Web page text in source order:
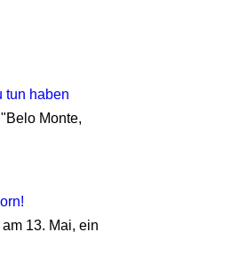
tun haben
Monte,
13. Mai, ein